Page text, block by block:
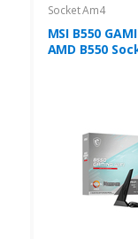
Socket Am4
MSI B550
AMD B550